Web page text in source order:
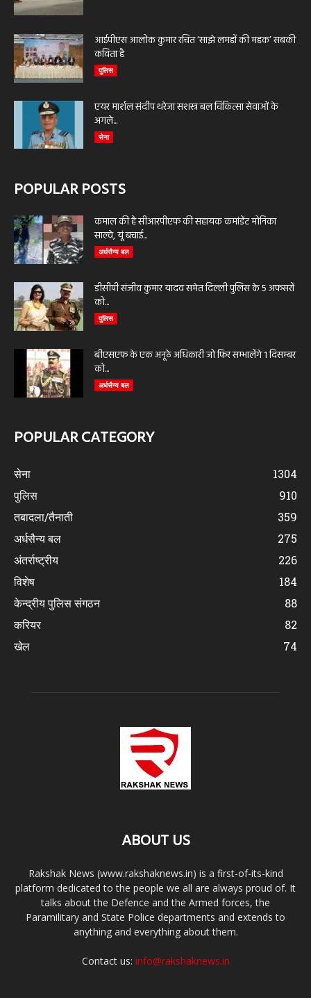
आईपीएस आलोक कुमार रचित ‘साझे लमहों की महक’ सबकी
कविता है
पुलिस
एयर मार्शल संदीप थरेजा सशस्त्र बल चिकित्सा सेवाओं के
अगले...
सेना
POPULAR POSTS
कमाल की है सीआरपीएफ की सहायक कमांडेंट मोनिका
साल्वे, यूं बचाई...
अर्धसैन्य बल
डीसीपी संजीव कुमार यादव समेत दिल्ली पुलिस के 5 अफसरों
को...
पुलिस
बीएसएफ के एक अनूठे अधिकारी जो फिर सम्भालेंगे 1 दिसम्बर
को...
अर्धसैन्य बल
POPULAR CATEGORY
सेना
1304
पुलिस
910
तबादला/तैनाती
359
अर्धसैन्य बल
275
अंतर्राष्ट्रीय
226
विशेष
184
केन्द्रीय पुलिस संगठन
88
करियर
82
खेल
74
ABOUT US
Rakshak News (www.rakshaknews.in) is a first-of-its-kind
platform dedicated to the people we all are always proud of. It
talks about the Defence and the Armed forces, the
Paramilitary and State Police departments and extends to
anything and everything about them.
Contact us: info@rakshaknews.in